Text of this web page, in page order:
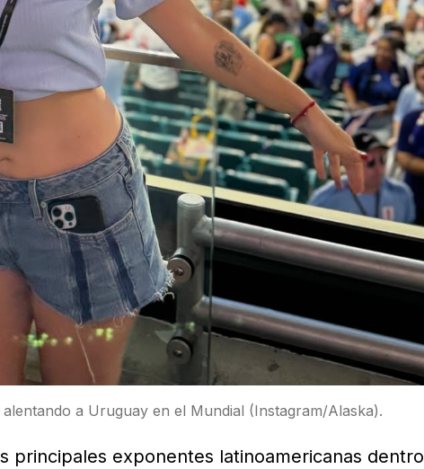
a Uruguay en el Mundial (Instagram/Alaska).
principales exponentes latinoamericanas dentro